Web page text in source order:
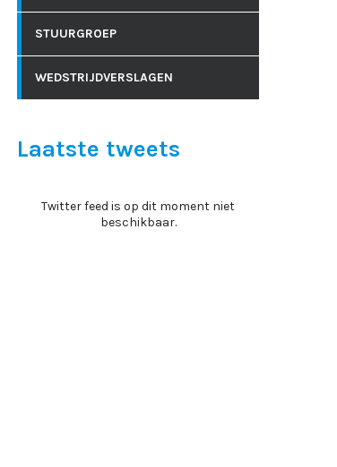
STUURGROEP
WEDSTRIJDVERSLAGEN
Laatste tweets
Twitter feed is op dit moment niet
beschikbaar.